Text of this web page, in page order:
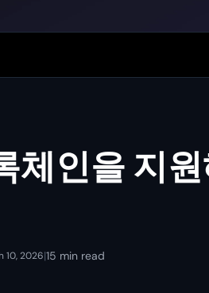
체인을 지
10, 2026|15 min read